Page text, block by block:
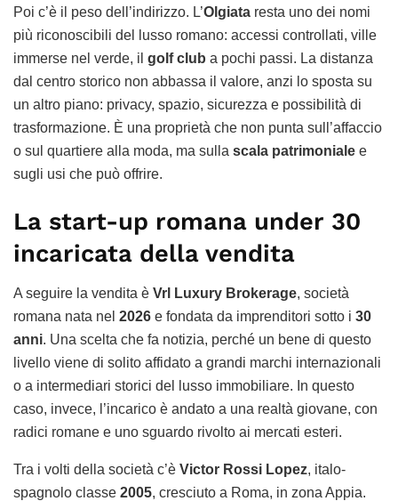
Poi c’è il peso dell’indirizzo. L’Olgiata resta uno dei nomi
più riconoscibili del lusso romano: accessi controllati, ville
immerse nel verde, il golf club a pochi passi. La distanza
dal centro storico non abbassa il valore, anzi lo sposta su
un altro piano: privacy, spazio, sicurezza e possibilità di
trasformazione. È una proprietà che non punta sull’affaccio
o sul quartiere alla moda, ma sulla scala patrimoniale e
sugli usi che può offrire.
La start-up romana under 30
incaricata della vendita
A seguire la vendita è Vrl Luxury Brokerage, società
romana nata nel 2026 e fondata da imprenditori sotto i 30
anni. Una scelta che fa notizia, perché un bene di questo
livello viene di solito affidato a grandi marchi internazionali
o a intermediari storici del lusso immobiliare. In questo
caso, invece, l’incarico è andato a una realtà giovane, con
radici romane e uno sguardo rivolto ai mercati esteri.
Tra i volti della società c’è Victor Rossi Lopez, italo-
spagnolo classe 2005, cresciuto a Roma, in zona Appia.